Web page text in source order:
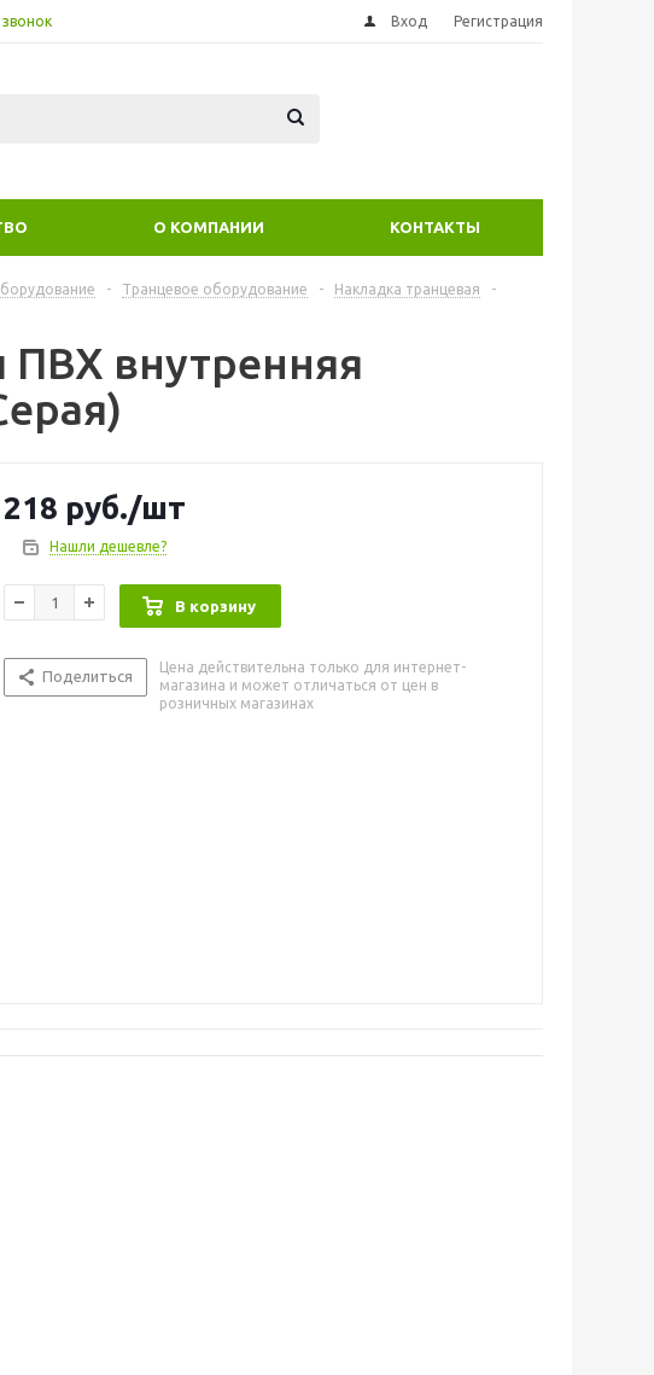
Вход Регистрация
О КОМПАНИИ КОНТАКТЫ
- Транцевое оборудование - Накладка транцевая
-
ПВХ внутренняя
218 руб./шт
Нашли дешевле?
В корзину
Поделиться
Цена действительна только для интернет-
магазина и может отличаться от цен в
розничных магазинах